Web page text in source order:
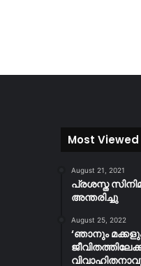
Most Viewed
August 21, 2021
പ്രശസ്ത
അന്തരിച്ചു
August 25, 2022
‘ഞാനും